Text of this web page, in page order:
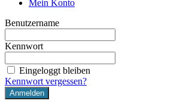
Mein Konto
Benutzername
Kennwort
Eingeloggt bleiben
Kennwort vergessen?